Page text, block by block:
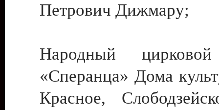
Петрович Дижмару;
Народный цирковой
«Сперанца» Дома
Красное,